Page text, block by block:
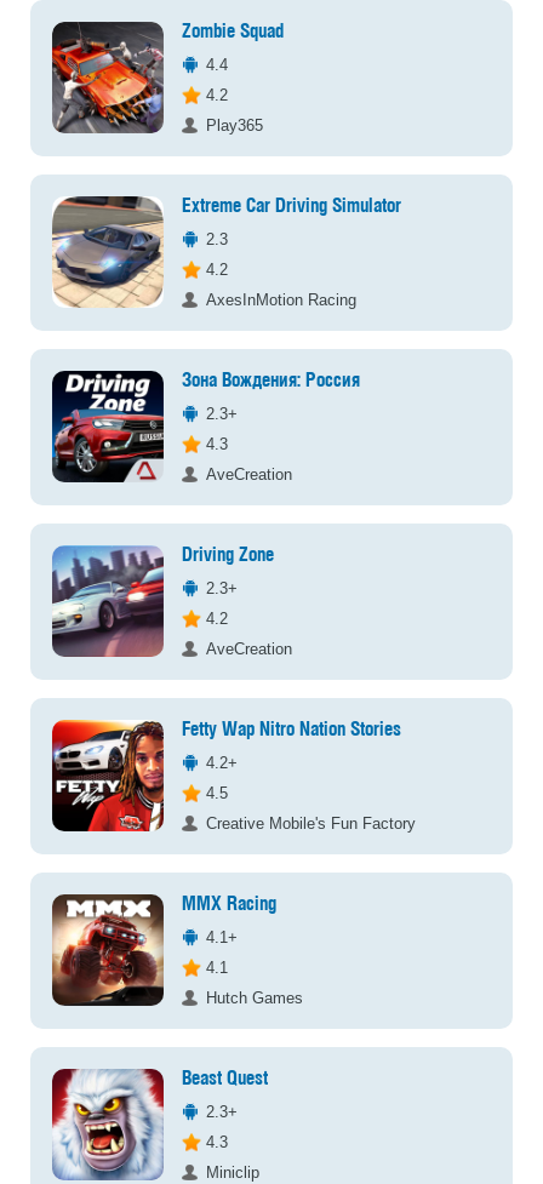
Zombie Squad
4.4
4.2
Play365
Extreme Car Driving Simulator
2.3
4.2
AxesInMotion Racing
Зона Вождения: Россия
2.3+
4.3
AveCreation
Driving Zone
2.3+
4.2
AveCreation
Fetty Wap Nitro Nation Stories
4.2+
4.5
Creative Mobile's Fun Factory
MMX Racing
4.1+
4.1
Hutch Games
Beast Quest
2.3+
4.3
Miniclip